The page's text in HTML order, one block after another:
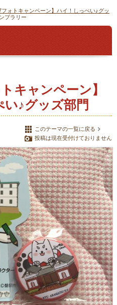
ォトキャンペーン】ハイ！しっぺい♪グッ
プラリー
キャンペーン】
♪グッズ部門
このテーマの一覧に戻る
投稿は現在受付けておりません